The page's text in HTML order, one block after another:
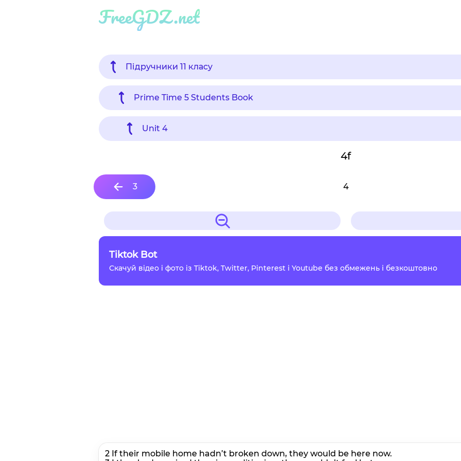
FreeGDZ.net
Підручники 11 класу
Prime Time 5 Students Book
Unit 4
4f
3 4
Tiktok Bot
Скачуй відео і фото із Tiktok, Twitter, Pinterest і Youtube без обмежень і безкоштовно
2 If their mobile home hadn’t broken down, they would be here now.